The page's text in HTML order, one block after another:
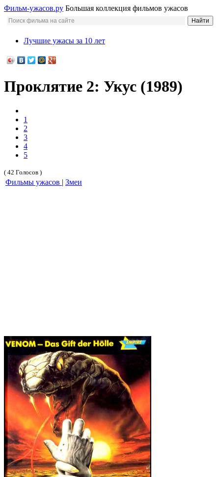
Фильм-ужасов.ру Большая коллекция фильмов ужасов
Лучшие ужасы за 10 лет
Проклятие 2: Укус (1989)
1
2
3
4
5
( 42 Голосов )
Фильмы ужасов | Змеи